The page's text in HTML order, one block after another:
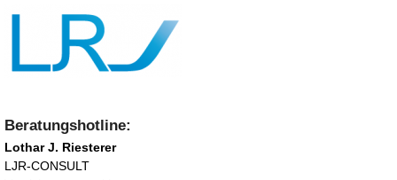
e
Beratungshotline:
Lothar J. Riesterer
LJR-CONSULT